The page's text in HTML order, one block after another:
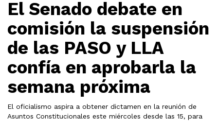
El Senado debate en
comisión la suspensión
de las PASO y LLA
confía en aprobarla la
semana próxima
El oficialismo aspira a obtener dictamen en la reunión de
Asuntos Constitucionales este miércoles desde las 15, para